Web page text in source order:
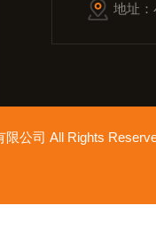
地址
限公司 All Rights